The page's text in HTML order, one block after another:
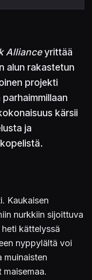
Allianceyrittää
alun rakastetun
projekti
kärsii
ja
Kaukaisen
nurkkiin sijoittuva
kättelyssä
nyppylältä voi
muinaisten